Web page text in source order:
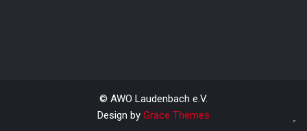
© AWO Laudenbach e.V.
Design by Grace Themes